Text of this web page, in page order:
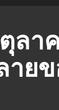
ลา
ยข